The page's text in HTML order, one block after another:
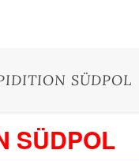
SÜDPOL
SÜDPOL